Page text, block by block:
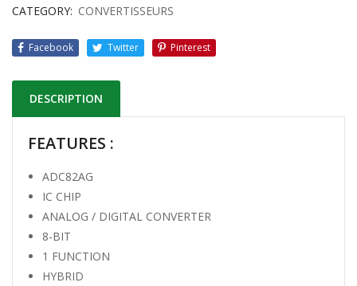
CATEGORY: CONVERTISSEURS
Facebook Twitter Pinterest
DESCRIPTION
FEATURES :
ADC82AG
IC CHIP
ANALOG / DIGITAL CONVERTER
8-BIT
1 FUNCTION
HYBRID